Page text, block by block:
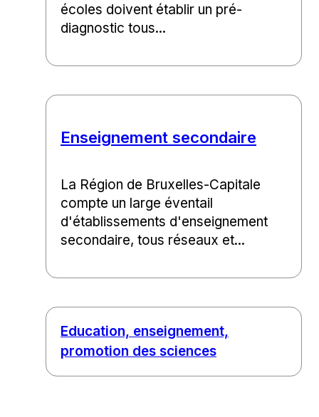
écoles doivent établir un pré-
diagnostic tous...
Enseignement secondaire
La Région de Bruxelles-Capitale
compte un large éventail
d'établissements d'enseignement
secondaire, tous réseaux et...
Education, enseignement,
promotion des sciences